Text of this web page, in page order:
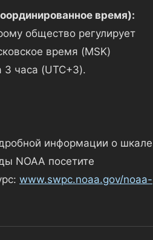
время):
общество регулирует
время (MSK)
3 часа (UTC+3).
информации о шкале
NOAA посетите
www.swpc.noaa.gov/noaa-